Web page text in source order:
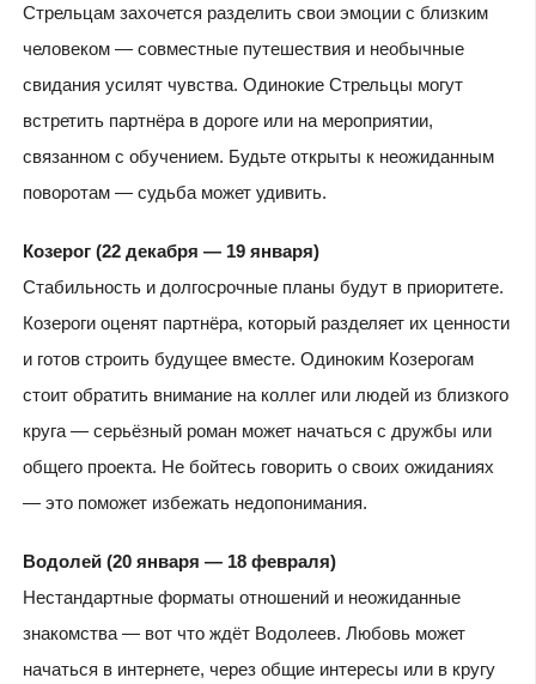
Стрельцам захочется разделить свои эмоции с близким
человеком — совместные путешествия и необычные
свидания усилят чувства. Одинокие Стрельцы могут
встретить партнёра в дороге или на мероприятии,
связанном с обучением. Будьте открыты к неожиданным
поворотам — судьба может удивить.
Козерог (22 декабря — 19 января)
Стабильность и долгосрочные планы будут в приоритете.
Козероги оценят партнёра, который разделяет их ценности
и готов строить будущее вместе. Одиноким Козерогам
стоит обратить внимание на коллег или людей из близкого
круга — серьёзный роман может начаться с дружбы или
общего проекта. Не бойтесь говорить о своих ожиданиях
— это поможет избежать недопонимания.
Водолей (20 января — 18 февраля)
Нестандартные форматы отношений и неожиданные
знакомства — вот что ждёт Водолеев. Любовь может
начаться в интернете, через общие интересы или в кругу